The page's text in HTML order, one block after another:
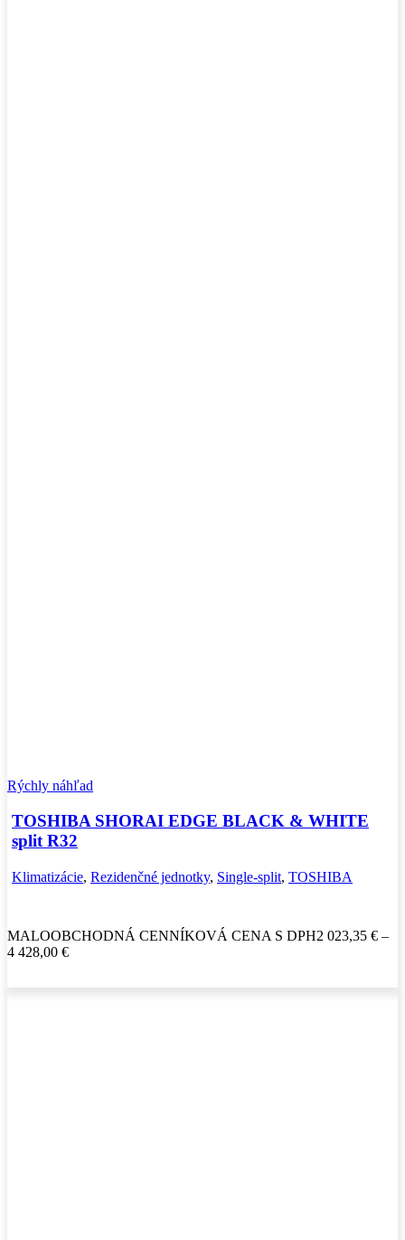
Rýchly náhľad
TOSHIBA SHORAI EDGE BLACK & WHITE
split R32
Klimatizácie, Rezidenčné jednotky, Single-split, TOSHIBA
MALOOBCHODNÁ CENNÍKOVÁ CENA S DPH2 023,35 € –
4 428,00 €Price